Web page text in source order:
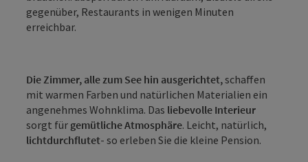
gegenüber, Restaurants in wenigen Minuten
erreichbar.
Die Zimmer, alle zum See hin ausgerichtet,schaffen
mit warmen Farben und natürlichen Materialien ein
angenehmes Wohnklima. Das liebevolle Interieur
sorgt für gemütliche Atmosphäre. Leicht, natürlich,
lichtdurchflutet- so erleben Sie die kleine Pension.